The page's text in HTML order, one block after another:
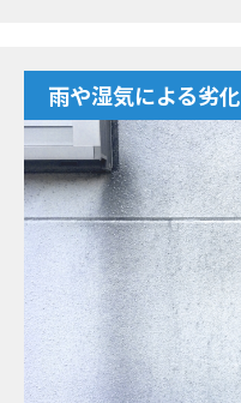
雨や湿気による劣化